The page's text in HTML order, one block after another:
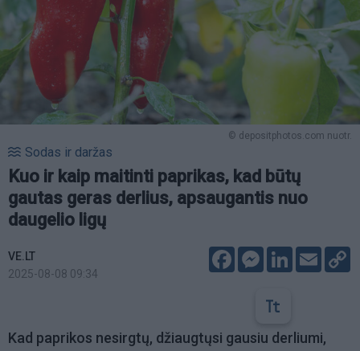
© depositphotos.com nuotr.
Sodas ir daržas
Kuo ir kaip maitinti paprikas, kad būtų
gautas geras derlius, apsaugantis nuo
daugelio ligų
VE.LT
2025-08-08 09:34
FacebookMessenger
LinkedIn
Email
Kad paprikos nesirgtų, džiaugtųsi gausiu derliumi,